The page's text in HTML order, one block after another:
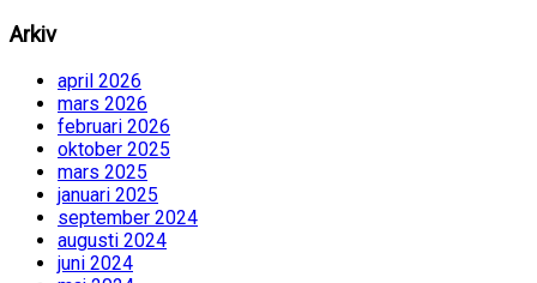
Arkiv
april 2026
mars 2026
februari 2026
oktober 2025
mars 2025
januari 2025
september 2024
augusti 2024
juni 2024